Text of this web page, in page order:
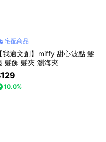
宅配商品
【我適文創】miffy 甜心波點 髮
髮飾 髮夾 瀏海夾
10.0%